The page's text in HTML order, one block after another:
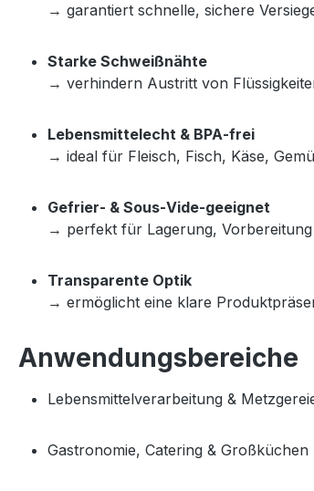
→ garantiert schnelle, sichere
Starke Schweißnähte
→ verhindern Austritt von
Lebensmittelecht & BPA‑frei
→ ideal für Fleisch, Fisch, Käse,
Gefrier‑ & Sous‑Vide‑geeignet
→ perfekt für Lagerung,
Transparente Optik
→ ermöglicht eine klare
Anwendungsbereiche
Lebensmittelverarbeitung &
Gastronomie, Catering & Großküchen